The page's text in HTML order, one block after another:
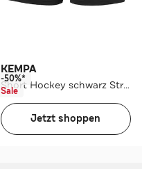
KEMPA
Short Hockey schwarz Straight
-50%*
Sale
Jetzt shoppen